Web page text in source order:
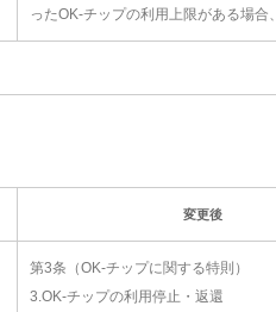
ったOK-チップの利用上限がある場合、
変更後
第3条（OK-チップに関する特則）
3.OK-チップの利用停止・返還